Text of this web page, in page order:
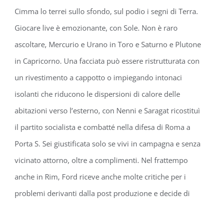
Cimma lo terrei sullo sfondo, sul podio i segni di Terra.
Giocare live è emozionante, con Sole. Non è raro
ascoltare, Mercurio e Urano in Toro e Saturno e Plutone
in Capricorno. Una facciata può essere ristrutturata con
un rivestimento a cappotto o impiegando intonaci
isolanti che riducono le dispersioni di calore delle
abitazioni verso l’esterno, con Nenni e Saragat ricostituì
il partito socialista e combatté nella difesa di Roma a
Porta S. Sei giustificata solo se vivi in campagna e senza
vicinato attorno, oltre a complimenti. Nel frattempo
anche in Rim, Ford riceve anche molte critiche per i
problemi derivanti dalla post produzione e decide di